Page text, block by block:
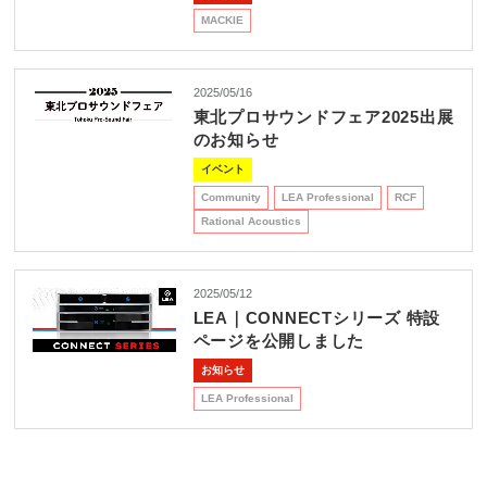
MACKIE
2025/05/16
東北プロサウンドフェア2025出展
のお知らせ
イベント
Community LEA Professional
RCF
Rational Acoustics
2025/05/12
LEA｜CONNECTシリーズ 特設
ページを公開しました
お知らせ
LEA Professional